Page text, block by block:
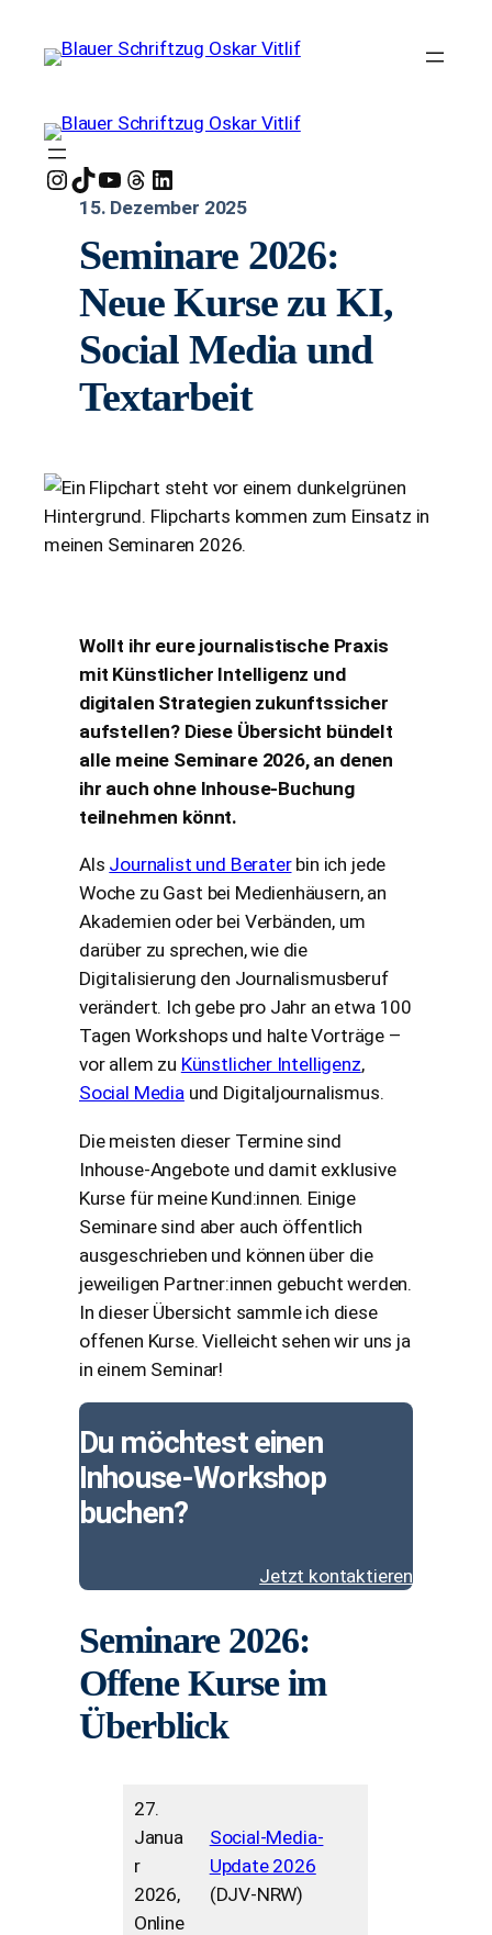
InstagramTikTok YouTube Threads LinkedIn
15. Dezember 2025
Seminare 2026:
Neue Kurse zu KI,
Social Media und
Textarbeit
Wollt ihr eure journalistische Praxis
mit Künstlicher Intelligenz und
digitalen Strategien zukunftssicher
aufstellen? Diese Übersicht bündelt
alle meine Seminare 2026, an denen
ihr auch ohne Inhouse-Buchung
teilnehmen könnt.
Als Journalist und Beraterbin ich jede
Woche zu Gast bei Medienhäusern, an
Akademien oder bei Verbänden, um
darüber zu sprechen, wie die
Digitalisierung den Journalismusberuf
verändert. Ich gebe pro Jahr an etwa 100
Tagen Workshops und halte Vorträge –
vor allem zu Künstlicher Intelligenz,
Social Mediaund Digitaljournalismus.
Die meisten dieser Termine sind
Inhouse-Angebote und damit exklusive
Kurse für meine Kund:innen. Einige
Seminare sind aber auch öffentlich
ausgeschrieben und können über die
jeweiligen Partner:innen gebucht werden.
In dieser Übersicht sammle ich diese
offenen Kurse. Vielleicht sehen wir uns ja
in einem Seminar!
Du möchtest einen
Inhouse-Workshop
buchen?
Jetzt kontaktieren
Seminare 2026:
Offene Kurse im
Überblick
27.
Janua
r
2026,
Online
Social-Media-
Update 2026
(DJV-NRW)